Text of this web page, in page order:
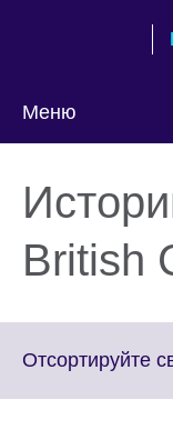
Меню
British
Отсортируйте